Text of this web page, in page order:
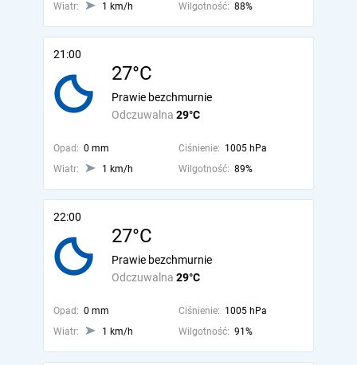
Wiatr:
1 km/h Wilgotność: 88%
21:00
27°C
Odczuwalna 29°C
Prawie bezchmurnie
Opad: 0 mm Ciśnienie: 1005 hPa
Wiatr:
1 km/h Wilgotność: 89%
22:00
27°C
Odczuwalna 29°C
Prawie bezchmurnie
Opad: 0 mm Ciśnienie: 1005 hPa
Wiatr:
1 km/h Wilgotność: 91%